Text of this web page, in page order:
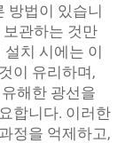
방법이 있습니
관하는 것만
치 시에는 이
이 유리하며,
해한 광선을
합니다. 이러한
정을 억제하고,